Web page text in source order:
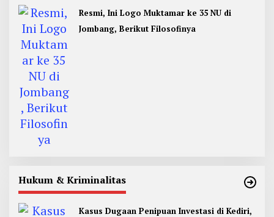
Resmi, Ini Logo Muktamar ke 35 NU di
Jombang, Berikut Filosofinya
Hukum & Kriminalitas
Kasus Dugaan Penipuan Investasi di Kediri,